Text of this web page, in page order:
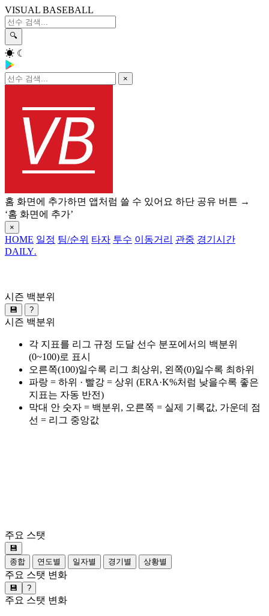
VISUAL BASEBALL
🔍
☀ ☾
×
홈 화면에 추가하면 앱처럼 쓸 수 있어요 하단 공유 버튼 →
‘홈 화면에 추가’
×
HOME 일정 팀/순위 타자 투수 이동거리 관중 경기시간
DAILY.
시즌 백분위
💾 ?
시즌 백분위
각 지표를 리그 규정 도달 선수 분포에서의 백분위
(0~100)로 표시
오른쪽(100)일수록 리그 최상위, 왼쪽(0)일수록 최하위
파랑 = 하위 · 빨강 = 상위 (ERA·K%처럼 낮을수록 좋은
지표는 자동 반전)
막대 안 숫자 = 백분위, 오른쪽 = 실제 기록값, 가운데 점
선 = 리그 중앙값
주요 스탯
💾
종합
연도별 일자별 경기별 상황별
주요 스탯 변화
💾 ?
주요 스탯 변화